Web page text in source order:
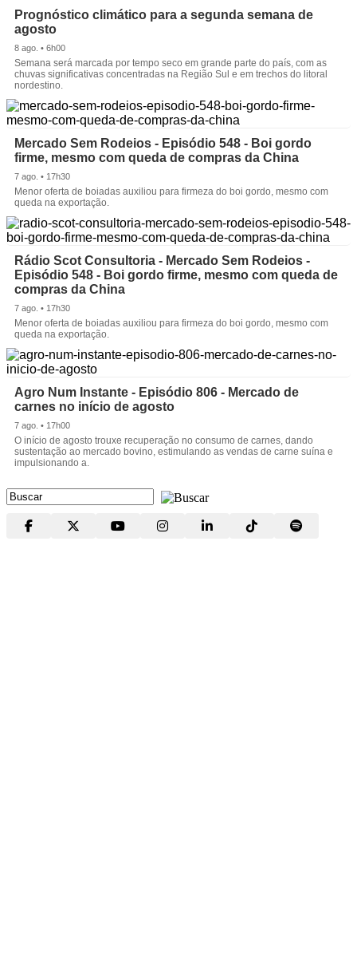
Prognóstico climático para a segunda semana de
agosto
8 ago. • 6h00
Semana será marcada por tempo seco em grande parte do país, com as
chuvas significativas concentradas na Região Sul e em trechos do litoral
nordestino.
Mercado Sem Rodeios - Episódio 548 - Boi gordo
firme, mesmo com queda de compras da China
7 ago. • 17h30
Menor oferta de boiadas auxiliou para firmeza do boi gordo, mesmo com
queda na exportação.
Rádio Scot Consultoria - Mercado Sem Rodeios -
Episódio 548 - Boi gordo firme, mesmo com queda de
compras da China
7 ago. • 17h30
Menor oferta de boiadas auxiliou para firmeza do boi gordo, mesmo com
queda na exportação.
Agro Num Instante - Episódio 806 - Mercado de
carnes no início de agosto
7 ago. • 17h00
O início de agosto trouxe recuperação no consumo de carnes, dando
sustentação ao mercado bovino, estimulando as vendas de carne suína e
impulsionando a.